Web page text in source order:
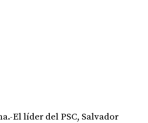
El líder del PSC, Salvador